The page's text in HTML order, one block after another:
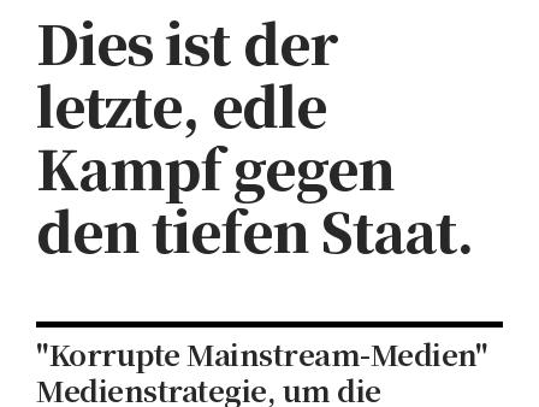
Dies ist der
letzte, edle
Kampf gegen
den tiefen Staat.
"Korrupte Mainstream-Medien"
Medienstrategie, um die